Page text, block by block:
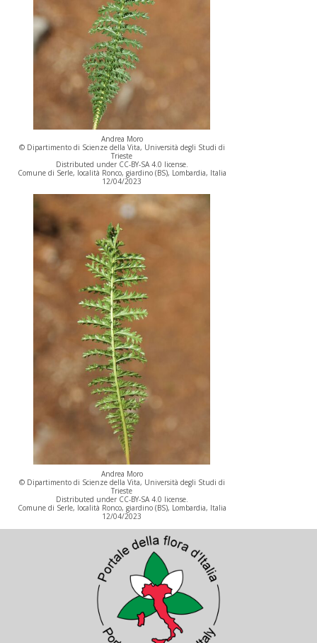
Andrea Moro
© Dipartimento di Scienze della Vita, Università degli Studi di
Trieste
Distributed under CC-BY-SA 4.0 license.
Comune di Serle, località Ronco, giardino (BS), Lombardia, Italia
12/04/2023
Andrea Moro
© Dipartimento di Scienze della Vita, Università degli Studi di
Trieste
Distributed under CC-BY-SA 4.0 license.
Comune di Serle, località Ronco, giardino (BS), Lombardia, Italia
12/04/2023